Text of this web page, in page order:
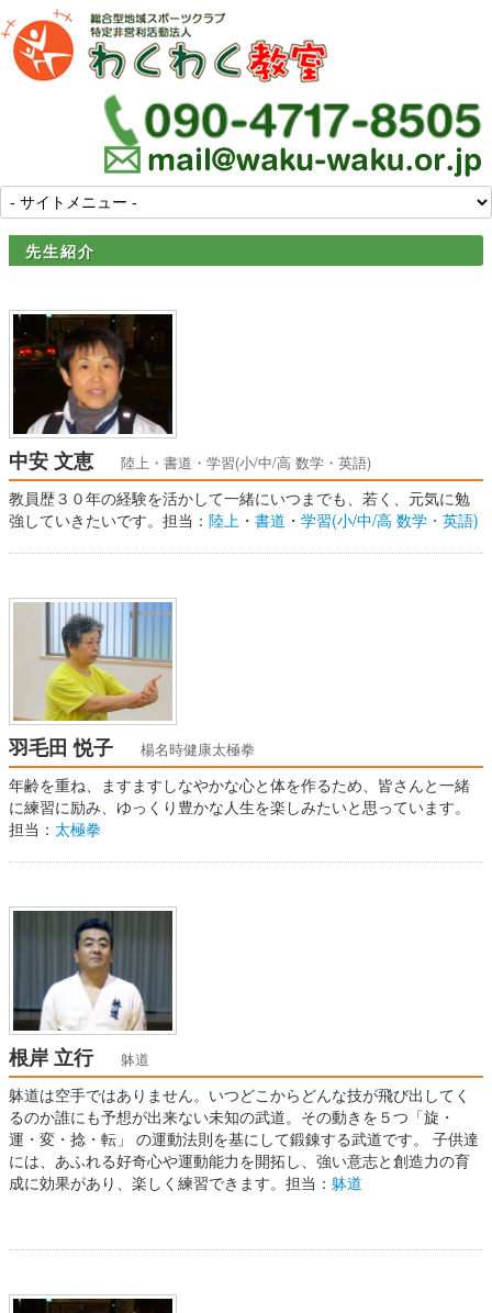
先生紹介
中安 文恵 陸上・書道・学習(小/中/高 数学・英語)
教員歴３０年の経験を活かして一緒にいつまでも、若く、元気に勉
強していきたいです。担当： 陸上 ・ 書道 ・ 学習(小/中/高 数学・英語)
羽毛田 悦子 楊名時健康太極拳
年齢を重ね、ますますしなやかな心と体を作るため、皆さんと一緒
に練習に励み、ゆっくり豊かな人生を楽しみたいと思っています。
担当： 太極拳
根岸 立行 躰道
躰道は空手ではありません。いつどこからどんな技が飛び出してく
るのか誰にも予想が出来ない未知の武道。その動きを５つ「旋・
運・変・捻・転」 の運動法則を基にして鍛錬する武道です。 子供達
には、あふれる好奇心や運動能力を開拓し、強い意志と創造力の育
成に効果があり、楽しく練習できます。担当： 躰道